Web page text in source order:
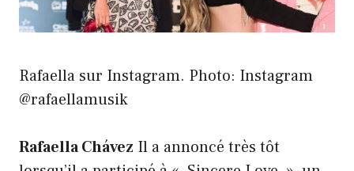
Rafaella sur Instagram. Photo: Instagram
@rafaellamusik
Rafaella Chávez Il a annoncé très tôt